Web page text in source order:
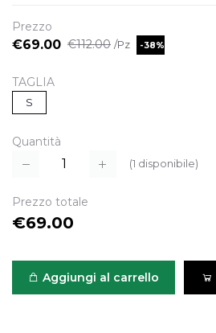
Prezzo
€69.00 €112.00 /Pz -38%
TAGLIA
S
Quantità
(1 disponibile)
Prezzo totale
€69.00
Aggiungi al carrello